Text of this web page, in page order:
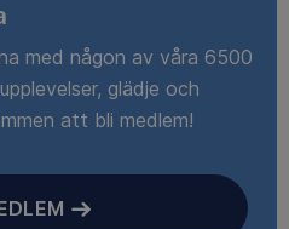
med någon av våra 6500
glädje och
att bli medlem!